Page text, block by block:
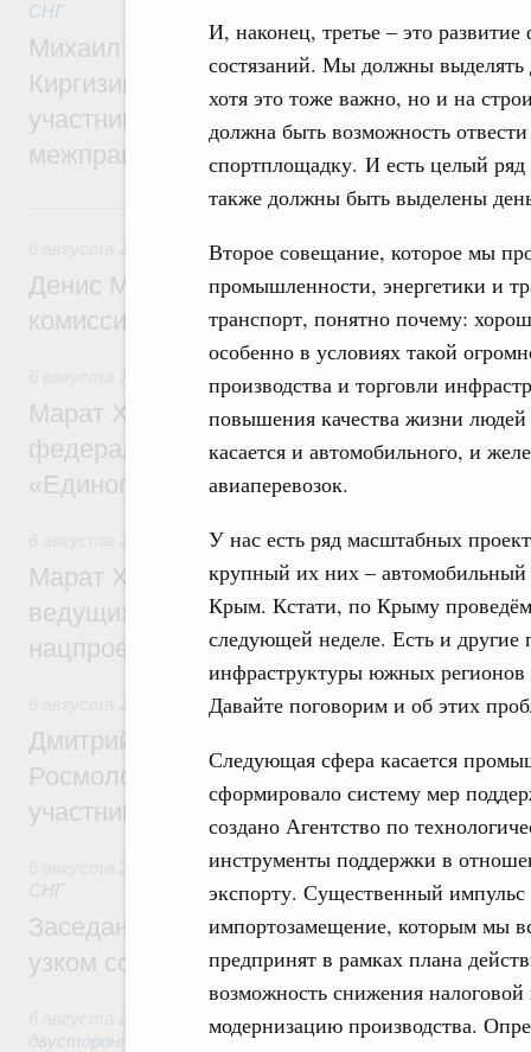
И, наконец, третье – это
состязаний. Мы должны выделять
хотя это тоже важно, но и на
должна быть возможность
спортплощадку. И есть целый
также должны быть выделены
Второе совещание, которое мы
промышленности, энергетики и
транспорт, понятно почему:
особенно в условиях такой
производства и торговли
повышения качества жизни людей
касается и автомобильного, и
авиаперевозок.
У нас есть ряд масштабных
крупный их них –
Крым. Кстати, по Крыму
следующей неделе. Есть и
инфраструктуры южных регионов
Давайте поговорим и об этих
Следующая сфера касается
сформировало систему мер
создано Агентство по
инструменты поддержки в
экспорту. Существенный
импортозамещение, которым мы
предпринят в рамках плана
возможность снижения налоговой
модернизацию производства.
СНГ
Михаил Мишустин принял участие во
Киргизии Садыра Жапарова с главами
участников заседания Евразийского
межправительственного совета
6 августа, четверг
Общие вопросы промышленной политики
Денис Мантуров провёл заседание
комиссии по промышленности
Регулирование в сфере строительства
Марат Хуснуллин: Более 130
федерального значения построено под
«Единого заказчика»
Национальный проект «Инфраструктура
Марат Хуснуллин: Порядка 200
ведущих к спортивным объектам,
нацпроекту «Инфраструктура для
Молодёжная политика
Дмитрий Чернышенко, Сергей Кравцов и
Росмолодёжи Григорий Гуров
участников проекта «Кольцо открытий»
Евразийский экономический союз.
СНГ
Заседание Евразийского
узком составе
Экономические отношения с
двусторонней основе